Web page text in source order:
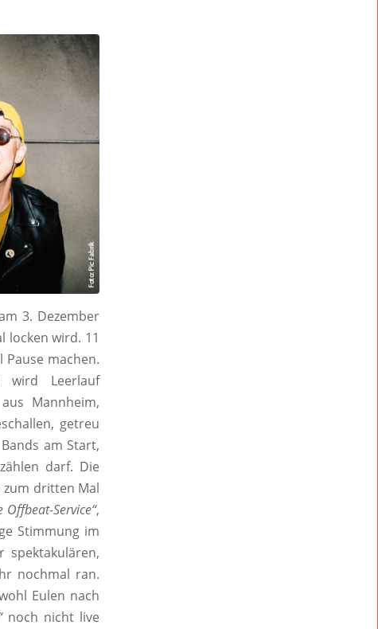
3. Dezember
locken wird. 11
machen.
wird Leerlauf
Mannheim,
getreu
am Start,
darf. Die
dritten Mal
Offbeat-Service“,
Stimmung im
nochmal ran.
Eulen nach
noch nicht live